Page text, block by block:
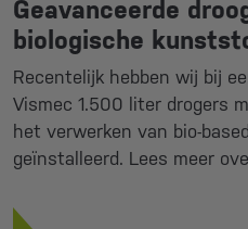
Geavanceerde
biologische
Recentelijk hebben wij bij
Vismec 1.500 liter drogers
het verwerken van bio-
geïnstalleerd. Lees meer